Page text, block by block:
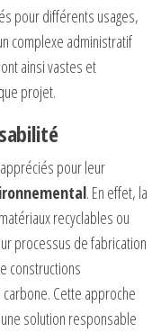
pour différents usages,
complexe administratif
ainsi vastes et
projet.
pour leur
. En effet, la
recyclables ou
processus de fabrication
constructions
Cette approche
solution responsable